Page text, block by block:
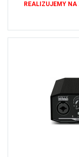
REALIZUJEMY